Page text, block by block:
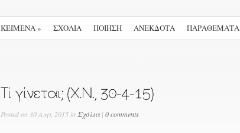
ΚΕΙΜΕΝΑ» ΣΧΟΛΙΑ ΠΟΙΗΣΗ ΑΝΕΚΔΟΤΑ ΠΑΡΑΘΕΜΑΤΑ
Posted on 30 Απρ, 2015 in Σχόλια| 0 comments